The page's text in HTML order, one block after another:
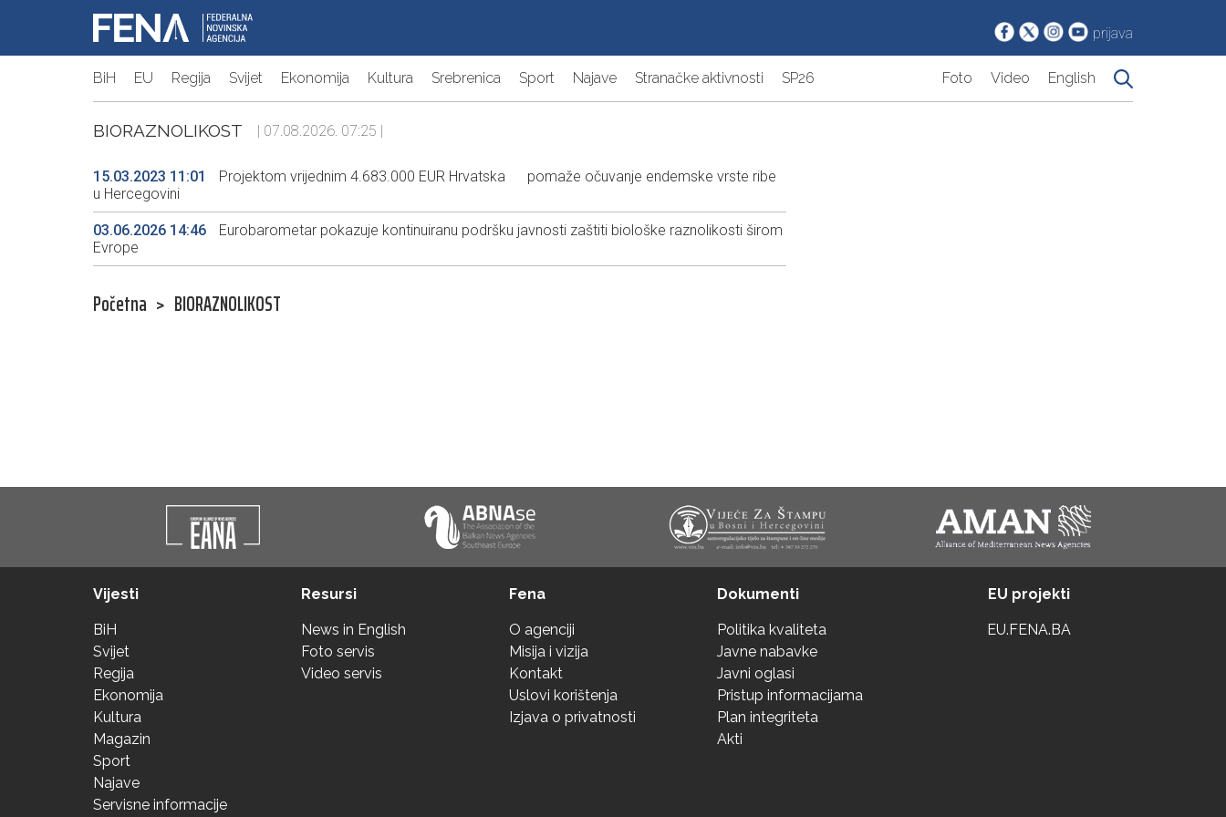
prijava
BiH EU Regija Svijet Ekonomija Kultura Srebrenica Sport Najave Stranačke aktivnosti SP26 Foto Video English
BIORAZNOLIKOST | 07.08.2026. 07:25 |
15.03.2023 11:01
Projektom vrijednim 4.683.000 EUR Hrvatska pomaže očuvanje endemske vrste ribe
u Hercegovini
03.06.2026 14:46
Eurobarometar pokazuje kontinuiranu podršku javnosti zaštiti biološke raznolikosti širom
Evrope
Početna > BIORAZNOLIKOST
Vijesti
BiH
Svijet
Regija
Ekonomija
Kultura
Magazin
Sport
Najave
Servisne informacije
Resursi
News in English
Foto servis
Video servis
Fena
O agenciji
Misija i vizija
Kontakt
Uslovi korištenja
Izjava o privatnosti
Dokumenti
Politika kvaliteta
Javne nabavke
Javni oglasi
Pristup informacijama
Plan integriteta
Akti
EU projekti
EU.FENA.BA